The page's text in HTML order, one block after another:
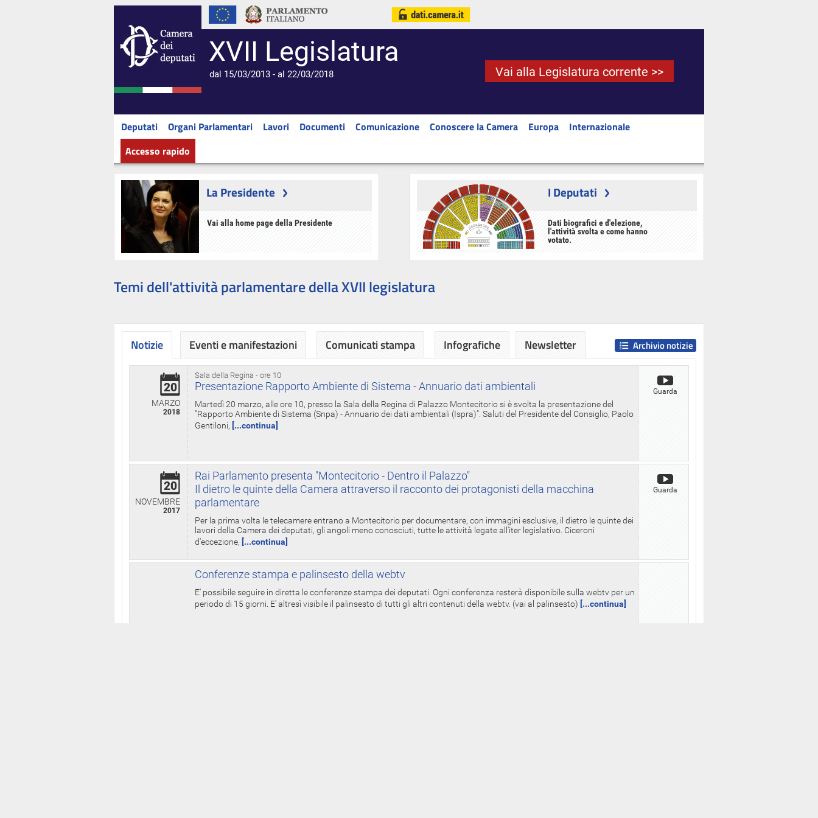
XVII Legislatura
dal 15/03/2013 - al 22/03/2018 Vai alla Legislatura corrente >>
Deputati Organi Parlamentari Lavori Documenti Comunicazione Conoscere la Camera Europa
Internazionale
Accesso rapido
La Presidente
Vai alla home page della Presidente
I Deputati
Dati biografici e d'elezione,
l'attività svolta e come hanno
votato.
Temi dell'attività parlamentare della XVII legislatura
Notizie
Sala della Regina - ore 10
20
MARZO
2018
Presentazione Rapporto Ambiente di Sistema - Annuario dati ambientali
Martedì 20 marzo, alle ore 10, presso la Sala della Regina di Palazzo Montecitorio si è svolta la presentazione del
"Rapporto Ambiente di Sistema (Snpa) - Annuario dei dati ambientali (Ispra)". Saluti del Presidente del Consiglio, Paolo
Gentiloni, [...continua]
Guarda
20
NOVEMBRE
2017
Rai Parlamento presenta "Montecitorio - Dentro il Palazzo"
Il dietro le quinte della Camera attraverso il racconto dei protagonisti della macchina
parlamentare
Per la prima volta le telecamere entrano a Montecitorio per documentare, con immagini esclusive, il dietro le quinte dei
lavori della Camera dei deputati, gli angoli meno conosciuti, tutte le attività legate all'iter legislativo. Ciceroni
d'eccezione, [...continua]
Guarda
Conferenze stampa e palinsesto della webtv
E' possibile seguire in diretta le conferenze stampa dei deputati. Ogni conferenza resterà disponibile sulla webtv per un
periodo di 15 giorni. E' altresì visibile il palinsesto di tutti gli altri contenuti della webtv. (vai al palinsesto) [...continua]
Archivio notizie
Eventi e manifestazioni Comunicati stampa Infografiche Newsletter